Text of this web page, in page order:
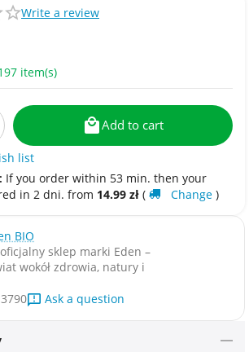
Write a review
item(s)
Add to cart
list
If you order within 53 min. then your
in 2 dni. from 14.99 zł ( Change )
BIO
sklep marki Eden –
wokół zdrowia, natury i
Ask a question